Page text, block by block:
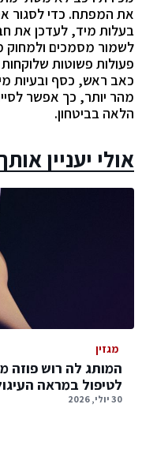
את המפתח. כדי לסגור
בעלות מיד, לעדכן את
לשמור מסמכים ולמחוק
פעולות פשוטות
כאב ראש, כסף ובעיות
מהר יותר, כך אפשר
הלאה בביטחון.
אולי יעניין
מגזין
המותג לה רוש פוזה
לטיפול במראה
30 יולי, 2026